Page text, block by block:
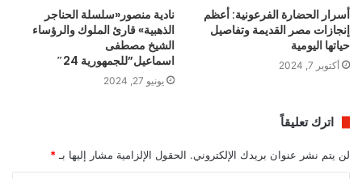
أسرار الحضارة الفرعونية: أعظم
إنجازات مصر القديمة وتفاصيل
حياتها اليومية
أكتوبر 7, 2024
نادية منصور«سلسلة الحناجر
الذهبية» قارئ الملوك والرؤساء
الشيخ مصطفى
اسماعيل”للجمهورية 24″
يونيو 27, 2024
اترك تعليقاً
لن يتم نشر عنوان بريدك الإلكتروني. الحقول الإلزامية مشار إليها بـ *